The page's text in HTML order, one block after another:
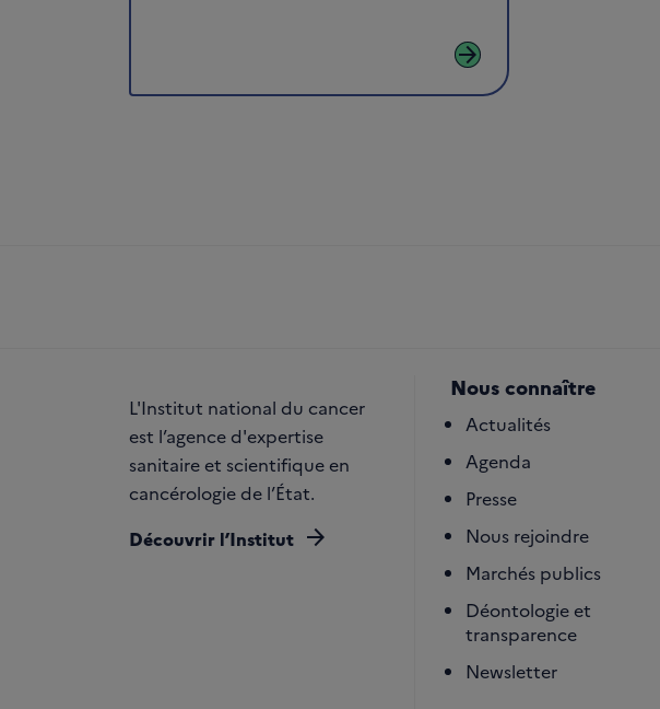
arrow_forward
L'Institut national du cancer
est l’agence d'expertise
sanitaire et scientifique en
cancérologie de l’État.
Découvrir l’Institut arrow_forward
Nous connaître
Actualités
Agenda
Presse
Nous rejoindre
Marchés publics
Déontologie et
transparence
Newsletter